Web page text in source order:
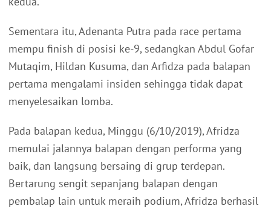
Sementara itu, Adenanta Putra pada race pertama
mempu finish di posisi ke-9, sedangkan Abdul Gofar
Mutaqim, Hildan Kusuma, dan Arfidza pada balapan
pertama mengalami insiden sehingga tidak dapat
menyelesaikan lomba.
Pada balapan kedua, Minggu (6/10/2019), Afridza
memulai jalannya balapan dengan performa yang
baik, dan langsung bersaing di grup terdepan.
Bertarung sengit sepanjang balapan dengan
pembalap lain untuk meraih podium, Afridza berhasil